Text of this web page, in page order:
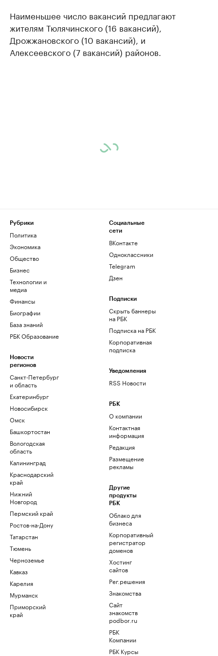
Наименьшее число вакансий предлагают
жителям Тюлячинского (16 вакансий),
Дрожжановского (10 вакансий), и
Алексеевского (7 вакансий) районов.
Рубрики
Политика
Экономика
Общество
Бизнес
Технологии и
медиа
Финансы
Биографии
База знаний
РБК Образование
Новости
регионов
Санкт-Петербург
и область
Екатеринбург
Новосибирск
Омск
Башкортостан
Вологодская
область
Калининград
Краснодарский
край
Нижний
Новгород
Пермский край
Ростов-на-Дону
Татарстан
Тюмень
Черноземье
Кавказ
Карелия
Мурманск
Приморский
край
Социальные
сети
ВКонтакте
Одноклассники
Telegram
Дзен
Подписки
Скрыть баннеры
на РБК
Подписка на РБК
Корпоративная
подписка
Уведомления
RSS Новости
РБК
О компании
Контактная
информация
Редакция
Размещение
рекламы
Другие
продукты
РБК
Облако для
бизнеса
Корпоративный
регистратор
доменов
Хостинг
сайтов
Рег.решения
Знакомства
Сайт
знакомств
podbor.ru
РБК
Компании
РБК Курсы